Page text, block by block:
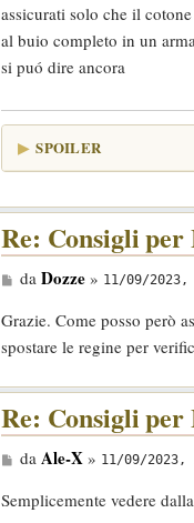
s
s
a
g
i
assicurati solo che il
al buio completo in un
si puó dire ancora
SPOILER
Re: Consigli per
M
s
s
a
g
g
da Dozze» 11/09/2023,
Grazie. Come posso però
spostare le regine per
Re: Consigli per
M
s
da Ale-X» 11/09/2023,
Semplicemente vedere